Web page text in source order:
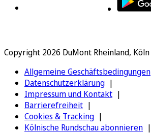
Copyright 2026 DuMont Rheinland, Köln
Allgemeine Geschäftsbedingungen
Datenschutzerklärung
Impressum und Kontakt
Barrierefreiheit
Cookies & Tracking
Kölnische Rundschau abonnieren